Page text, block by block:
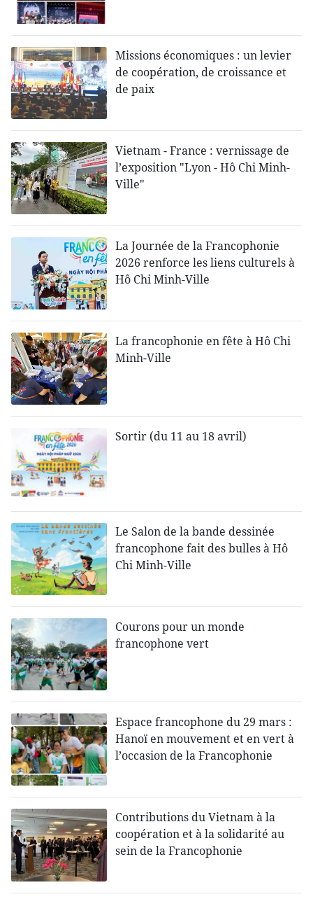
Missions économiques : un levier
de coopération, de croissance et
de paix
Vietnam - France : vernissage de
l’exposition "Lyon - Hô Chi Minh-
Ville"
La Journée de la Francophonie
2026 renforce les liens culturels à
Hô Chi Minh-Ville
La francophonie en fête à Hô Chi
Minh-Ville
Sortir (du 11 au 18 avril)
Le Salon de la bande dessinée
francophone fait des bulles à Hô
Chi Minh-Ville
Courons pour un monde
francophone vert
Espace francophone du 29 mars :
Hanoï en mouvement et en vert à
l’occasion de la Francophonie
Contributions du Vietnam à la
coopération et à la solidarité au
sein de la Francophonie